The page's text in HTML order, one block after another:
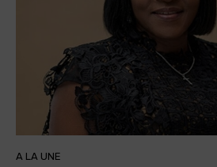
A LA UNE